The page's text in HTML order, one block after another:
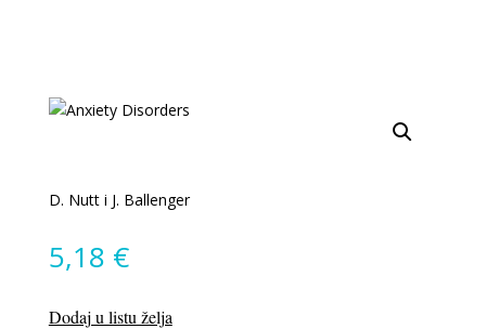
D. Nutt i J. Ballenger
5,18 €
Dodaj u listu želja